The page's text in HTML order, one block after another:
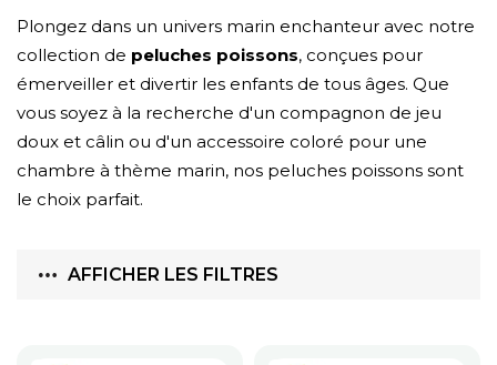
Plongez dans un univers marin enchanteur avec notre
collection de peluches poissons, conçues pour
émerveiller et divertir les enfants de tous âges. Que
vous soyez à la recherche d'un compagnon de jeu
doux et câlin ou d'un accessoire coloré pour une
chambre à thème marin, nos peluches poissons sont
le choix parfait.
AFFICHER LES FILTRES